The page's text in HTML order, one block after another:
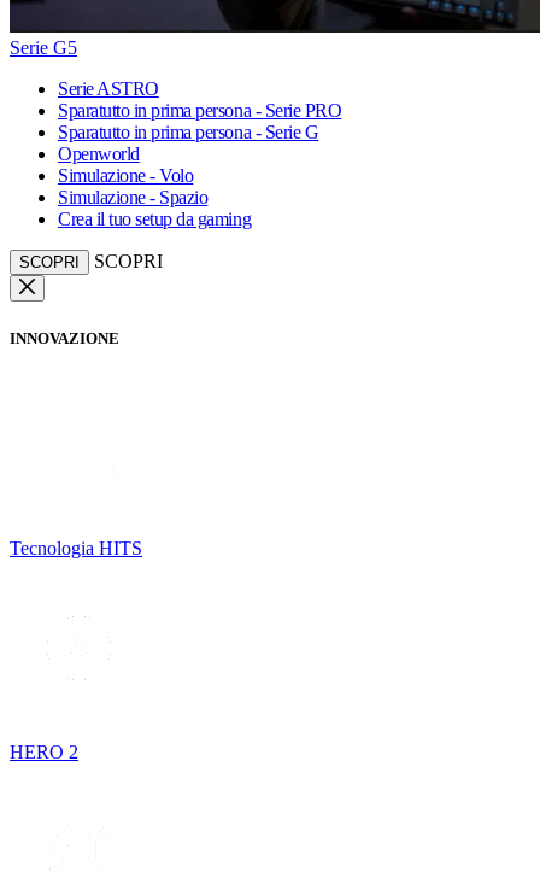
Serie G5
Serie ASTRO
Sparatutto in prima persona - Serie PRO
Sparatutto in prima persona - Serie G
Openworld
Simulazione - Volo
Simulazione - Spazio
Crea il tuo setup da gaming
SCOPRI SCOPRI
INNOVAZIONE
Tecnologia HITS
HERO 2